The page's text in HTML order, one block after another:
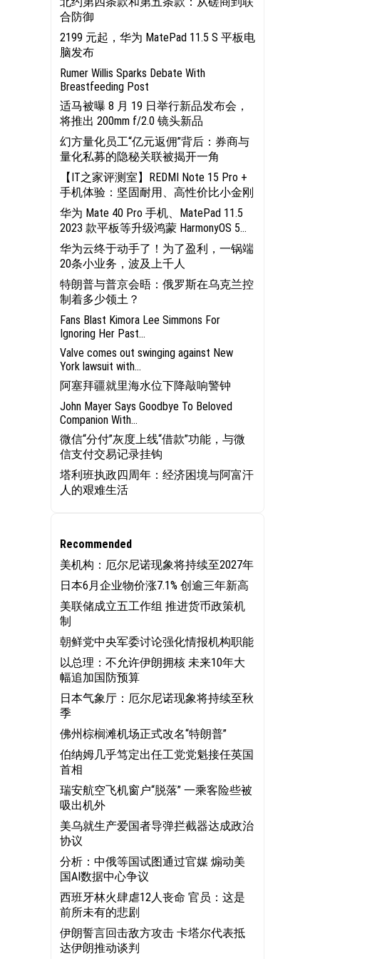
合防御
2199 元起，华为 MatePad 11.5 S 平板电
脑发布
Rumer Willis Sparks Debate With
Breastfeeding Post
适马被曝 8 月 19 日举行新品发布会，
将推出 200mm f/2.0 镜头新品
幻方量化员工“亿元返佣”背后：券商与
量化私募的隐秘关联被揭开一角
【IT之家评测室】REDMI Note 15 Pro +
手机体验：坚固耐用、高性价比小金刚
华为 Mate 40 Pro 手机、MatePad 11.5
2023 款平板等升级鸿蒙 HarmonyOS 5...
华为云终于动手了！为了盈利，一锅端
20条小业务，波及上千人
特朗普与普京会晤：俄罗斯在乌克兰控
制着多少领土？
Fans Blast Kimora Lee Simmons For
Ignoring Her Past...
Valve comes out swinging against New
York lawsuit with...
阿塞拜疆就里海水位下降敲响警钟
John Mayer Says Goodbye To Beloved
Companion With...
微信“分付”灰度上线“借款”功能，与微
信支付交易记录挂钩
塔利班执政四周年：经济困境与阿富汗
人的艰难生活
Recommended
美机构：厄尔尼诺现象将持续至2027年
日本6月企业物价涨7.1% 创逾三年新高
美联储成立五工作组 推进货币政策机
制
朝鲜党中央军委讨论强化情报机构职能
以总理：不允许伊朗拥核 未来10年大
幅追加国防预算
日本气象厅：厄尔尼诺现象将持续至秋
季
佛州棕榈滩机场正式改名“特朗普”
伯纳姆几乎笃定出任工党党魁接任英国
首相
瑞安航空飞机窗户“脱落” 一乘客险些被
吸出机外
美乌就生产爱国者导弹拦截器达成政治
协议
分析：中俄等国试图通过官媒 煽动美
国AI数据中心争议
西班牙林火肆虐12人丧命 官员：这是
前所未有的悲剧
伊朗誓言回击敌方攻击 卡塔尔代表抵
达伊朗推动谈判